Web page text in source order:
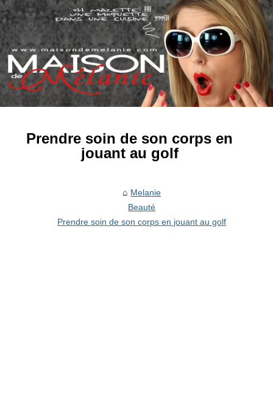
Prendre soin de son corps en
jouant au golf
Melanie
Beauté
Prendre soin de son corps en jouant au golf